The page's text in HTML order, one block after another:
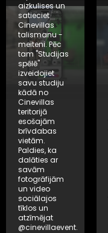
aizkulises un
satieciet
Cinevillas
talismanu -
meiteni. Pēc
tam "Studijas
spēlē"
izveidojiet
savu studiju
kādā no
Cinevillas
teritorijā
esošajām
brīvdabas
vietām.
Paldies, ka
dalāties ar
savām
fotogrāfijām
un video
sociālajos
tīklos un
atzīmējat
@cinevillaevent.